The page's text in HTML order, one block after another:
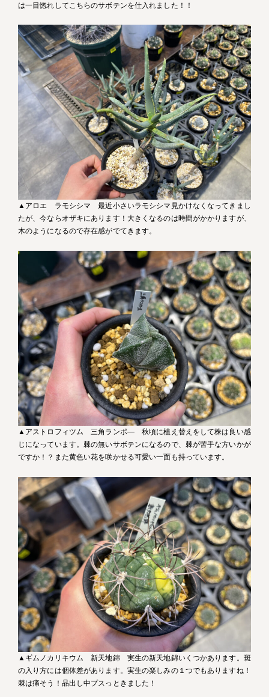
は一目惚れしてこちらのサボテンを仕入れました！！
▲アロエ ラモシシマ 最近小さいラモシシマ見かけなくなってきまし
たが、今ならオザキにあります！大きくなるのは時間がかかりますが、
木のようになるので存在感がでてきます。
▲アストロフィツム 三角ランポ― 秋頃に植え替えをして株は良い感
じになっています。棘の無いサボテンになるので、棘が苦手な方いかが
ですか！？また黄色い花を咲かせる可愛い一面も持っています。
▲ギムノカリキウム 新天地錦 実生の新天地錦いくつかあります。斑
の入り方には個体差があります。実生の楽しみの１つでもありますね！
棘は痛そう！品出し中プスっときました！